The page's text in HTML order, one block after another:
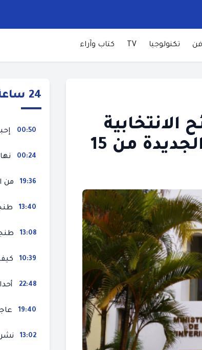
تكنولوجيا TV كتاب وآراء
الانتخابية
العامة وتقديم طلبات التسجيل الجديدة من 15
24 ساعة
00:50
00:24
19:36
13:40
13:08
10:39
22:48
19:40
13:02